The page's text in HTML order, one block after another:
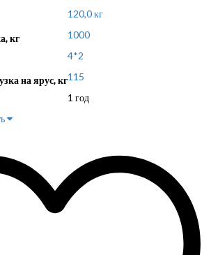
120,0 кг
кг 1000
4*2
на ярус, кг115
1 год